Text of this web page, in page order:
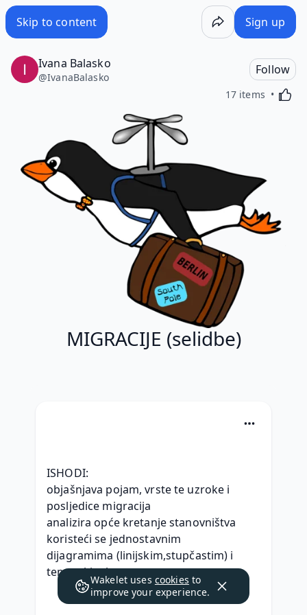
Skip to content Sign up
Ivana Balasko
@IvanaBalasko
Follow
17 items
MIGRACIJE (selidbe)
ISHODI:
objašnjava pojam, vrste te uzroke i
posljedice migracija
analizira opće kretanje stanovništva
koristeći se jednostavnim
dijagramima (linijskim,stupčastim) i
tematskim kartama
Wakelet uses cookies to
improve your experience.